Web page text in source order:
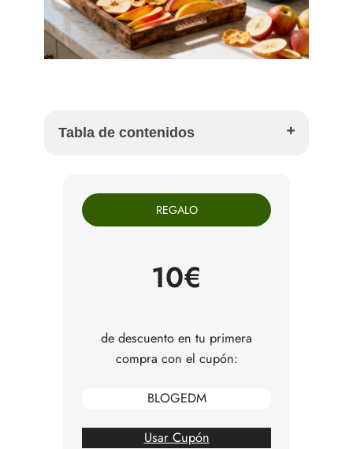
Tabla de contenidos
La clave está en la fruta: selección y preparación
para un deshidratado de diez
Los 4 métodos para deshidratar fruta en casa
REGALO
10€
de descuento en tu primera
compra con el cupón:
BLOGEDM
Usar Cupón